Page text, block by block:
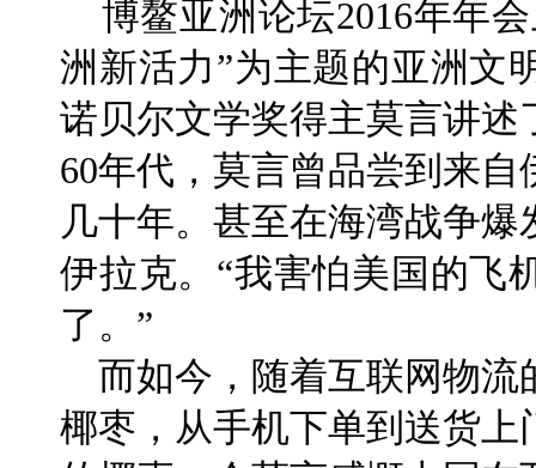
博鳌亚洲论坛2016年年
洲新活力”为主题的亚洲文
诺贝尔文学奖得主莫言讲
60年代，莫言曾品尝到来
几十年。甚至在海湾战争
伊拉克。“我害怕美国的飞
了。”
而如今，随着互联网物流
椰枣，从手机下单到送货